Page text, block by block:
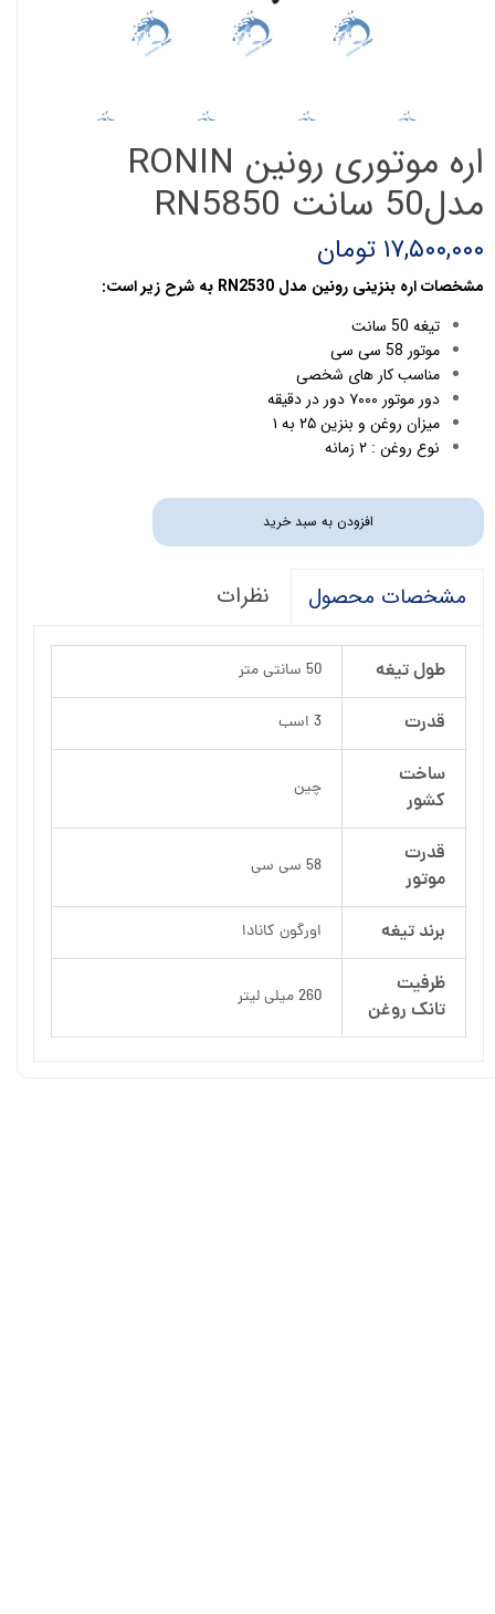
اره موتوری رونین RONIN
مدل50 سانت RN5850
۱۷,۵۰۰,۰۰۰ تومان
مشخصاتاره بنزینی رونین مدل RN2530 به شرح زیر است:
تیغه 50 سانت
موتور 58 سی سی
مناسب کار های شخصی
دور موتور ۷۰۰۰ دور در دقیقه
میزان روغن و بنزین ۲۵ به ۱
نوع روغن : ۲ زمانه
افزودن به سبد خرید
مشخصات محصول نظرات
طول تیغه 50 سانتی متر
قدرت 3 اسب
ساخت
کشور
چین
قدرت
موتور
58 سی سی
برند تیغه اورگون کانادا
ظرفیت
تانک روغن
260 میلی لیتر